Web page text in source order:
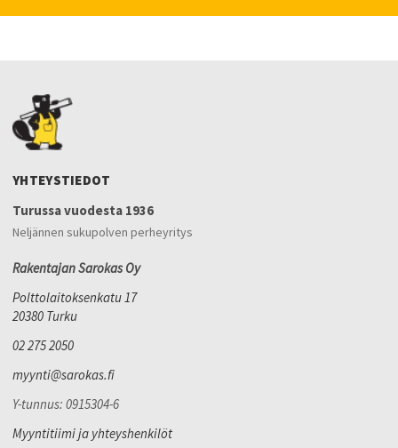
YHTEYSTIEDOT
Turussa vuodesta 1936
Neljännen sukupolven perheyritys
Rakentajan Sarokas Oy
Polttolaitoksenkatu 17
20380 Turku
02 275 2050
myynti@sarokas.fi
Y-tunnus: 0915304-6
Myyntitiimi ja yhteyshenkilöt